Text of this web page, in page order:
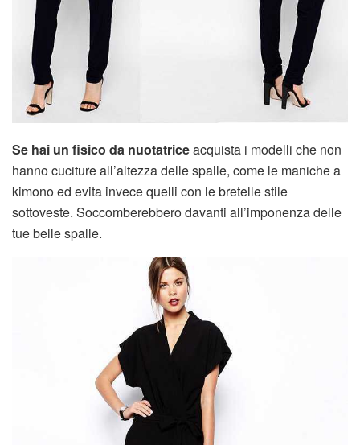
Se hai un fisico da nuotatriceacquista i modelli che non
hanno cuciture all’altezza delle spalle, come le maniche a
kimono ed evita invece quelli con le bretelle stile
sottoveste. Soccomberebbero davanti all’imponenza delle
tue belle spalle.